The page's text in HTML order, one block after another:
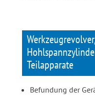
Teilapparate
Befundung der